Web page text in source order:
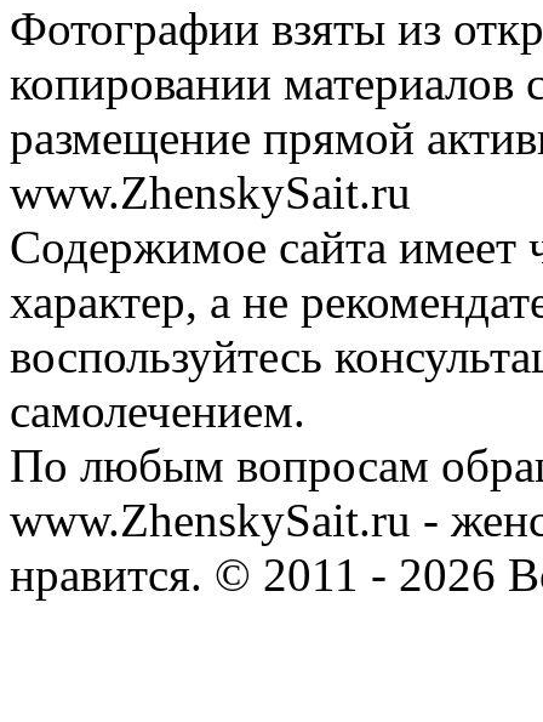
Фотографии взяты из
копировании материалов
размещение прямой
www.ZhenskySait.ru
Содержимое сайта
характер, а не
воспользуйтесь
самолечением.
По любым вопросам
www.ZhenskySait.ru -
нравится. © 2011 - 2026